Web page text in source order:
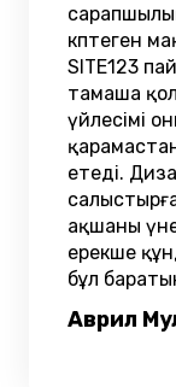
көптеген
SITE123
тамаша
үйлесімі
етеді.
ақшаны
ерекше
бұл
Аврил